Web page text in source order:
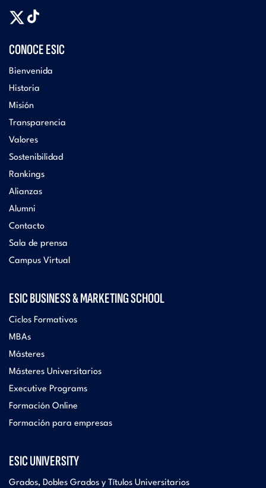
CONOCE ESIC
Bienvenida
Historia
Misión
Transparencia
Valores
Sostenibilidad
Rankings
Alianzas
Alumni
Contacto
Sala de prensa
Campus Virtual
ESIC BUSINESS & MARKETING SCHOOL
Ciclos Formativos
MBAs
Másteres
Másteres Universitarios
Executive Programs
Formación Online
Formación para empresas
ESIC UNIVERSITY
Grados, Dobles Grados y Títulos Universitarios